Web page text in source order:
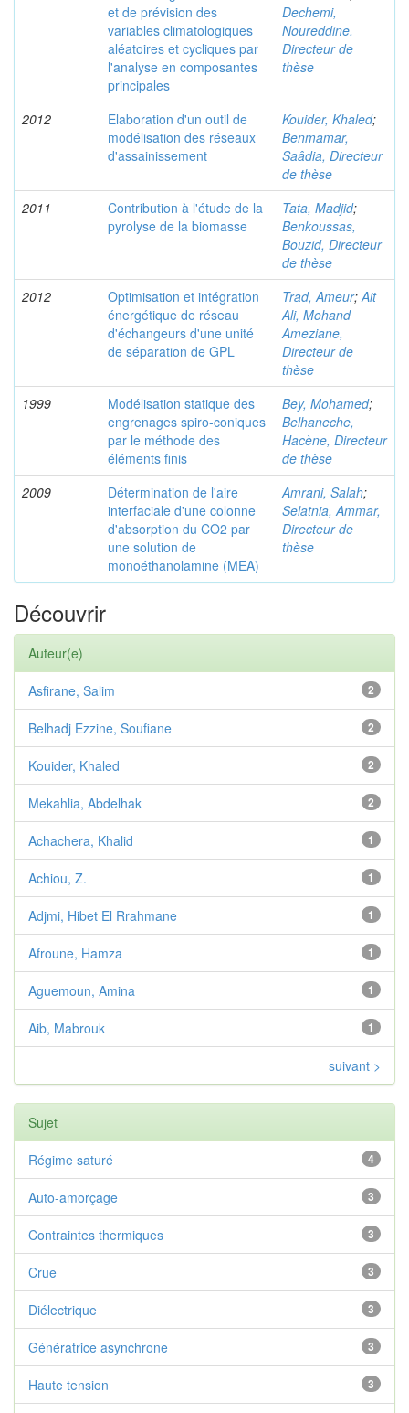
et de prévision des
variables climatologiques
aléatoires et cycliques par
l'analyse en composantes
principales
Dechemi,
Noureddine,
Directeur de
thèse
2012
Elaboration d'un outil de
modélisation des réseaux
d'assainissement
Kouider, Khaled;
Benmamar,
Saâdia, Directeur
de thèse
2011
Contribution à l'étude de la
pyrolyse de la biomasse
Tata, Madjid;
Benkoussas,
Bouzid, Directeur
de thèse
2012
Optimisation et intégration
énergétique de réseau
d'échangeurs d'une unité
de séparation de GPL
Trad, Ameur;Ait
Ali, Mohand
Ameziane,
Directeur de
thèse
1999
Modélisation statique des
engrenages spiro-coniques
par le méthode des
éléments finis
Bey, Mohamed;
Belhaneche,
Hacène, Directeur
de thèse
2009
Détermination de l'aire
interfaciale d'une colonne
d'absorption du CO2 par
une solution de
monoéthanolamine (MEA)
Amrani, Salah;
Selatnia, Ammar,
Directeur de
thèse
Découvrir
Auteur(e)
2
Asfirane, Salim
2
Belhadj Ezzine, Soufiane
2
Kouider, Khaled
2
Mekahlia, Abdelhak
1
Achachera, Khalid
1
Achiou, Z.
1
Adjmi, Hibet El Rrahmane
1
Afroune, Hamza
1
Aguemoun, Amina
1
Aib, Mabrouk
suivant >
Sujet
4
Régime saturé
3
Auto-amorçage
3
Contraintes thermiques
3
Crue
3
Diélectrique
3
Génératrice asynchrone
3
Haute tension